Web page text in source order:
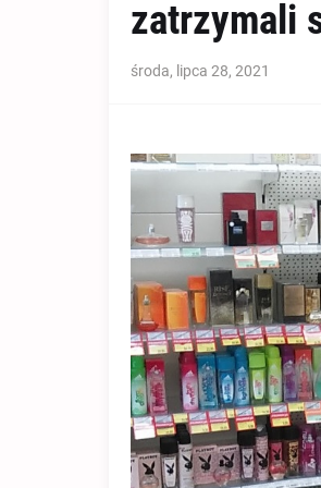
zatrzymali
środa, lipca 28, 2021